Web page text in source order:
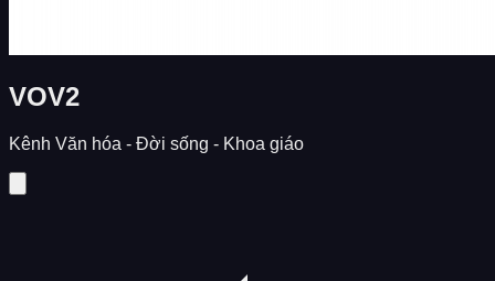
VOV2
Kênh Văn hóa - Đời sống - Khoa giáo